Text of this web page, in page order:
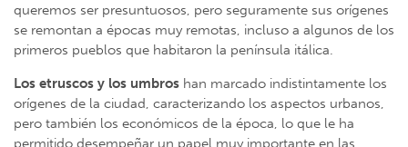
queremos ser presuntuosos, pero seguramente sus orígenes
se remontan a épocas muy remotas, incluso a algunos de los
primeros pueblos que habitaron la península itálica.
Los etruscos y los umbros han marcado indistintamente los
orígenes de la ciudad, caracterizando los aspectos urbanos,
pero también los económicos de la época, lo que le ha
permitido desempeñar un papel muy importante en las